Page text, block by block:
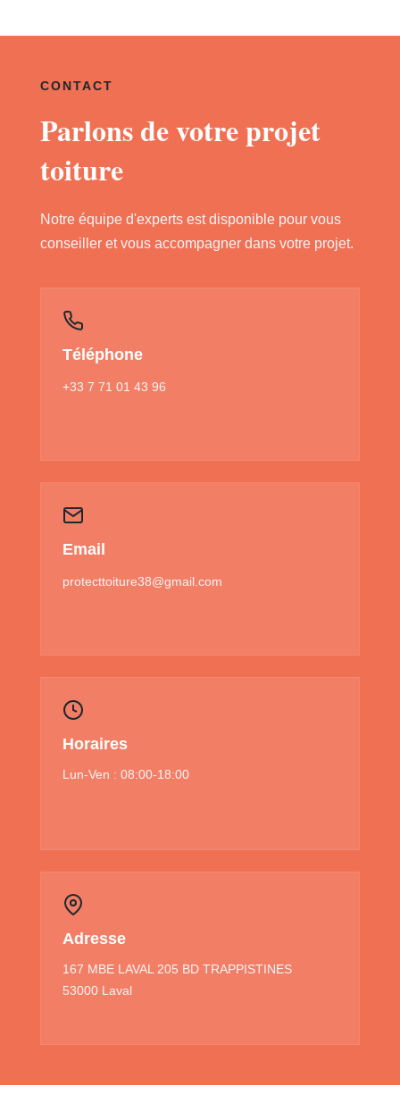
CONTACT
Parlons de votre projet
toiture
Notre équipe d'experts est disponible pour vous
conseiller et vous accompagner dans votre projet.
Téléphone
+33 7 71 01 43 96
Email
protecttoiture38@gmail.com
Horaires
Lun-Ven : 08:00-18:00
Adresse
167 MBE LAVAL 205 BD TRAPPISTINES
53000 Laval